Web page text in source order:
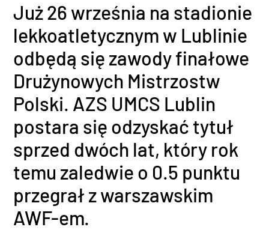
Już 26 września na stadionie
lekkoatletycznym w Lublinie
odbędą się zawody finałowe
Drużynowych Mistrzostw
Polski. AZS UMCS Lublin
postara się odzyskać tytuł
sprzed dwóch lat, który rok
temu zaledwie o 0.5 punktu
przegrał z warszawskim
AWF-em.